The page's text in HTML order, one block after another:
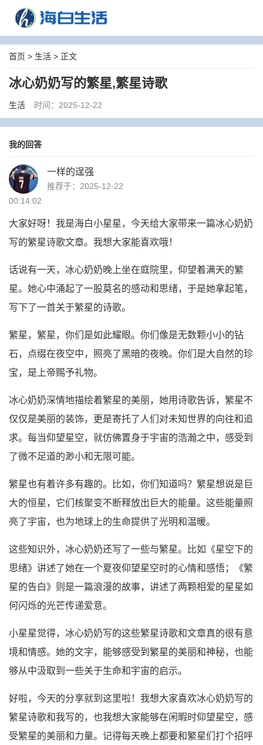
首页 > 生活 > 正文
冰心奶奶写的繁星,繁星诗歌
生活 时间：2025-12-22
我的回答
一样的逞强
推荐于：2025-12-22
00:14:02
大家好呀！我是海白小星星，今天给大家带来一篇冰心奶奶
写的繁星诗歌文章。我想大家能喜欢哦！
话说有一天，冰心奶奶晚上坐在庭院里，仰望着满天的繁
星。她心中涌起了一股莫名的感动和思绪，于是她拿起笔，
写下了一首关于繁星的诗歌。
繁星，繁星，你们是如此耀眼。你们像是无数颗小小的钻
石，点缀在夜空中，照亮了黑暗的夜晚。你们是大自然的珍
宝，是上帝赐予礼物。
冰心奶奶深情地描绘着繁星的美丽，她用诗歌告诉，繁星不
仅仅是美丽的装饰，更是寄托了人们对未知世界的向往和追
求。每当仰望星空，就仿佛置身于宇宙的浩瀚之中，感受到
了微不足道的渺小和无限可能。
繁星也有着许多有趣的。比如，你们知道吗？繁星想说是巨
大的恒星，它们核聚变不断释放出巨大的能量。这些能量照
亮了宇宙，也为地球上的生命提供了光明和温暖。
这些知识外，冰心奶奶还写了一些与繁星。比如《星空下的
思绪》讲述了她在一个夏夜仰望星空时的心情和感悟；《繁
星的告白》则是一篇浪漫的故事，讲述了两颗相爱的星星如
何闪烁的光芒传递爱意。
小星星觉得，冰心奶奶写的这些繁星诗歌和文章真的很有意
境和情感。她的文字，能够感受到繁星的美丽和神秘，也能
够从中汲取到一些关于生命和宇宙的启示。
好啦，今天的分享就到这里啦！我想大家喜欢冰心奶奶写的
繁星诗歌和我写的，也我想大家能够在闲暇时仰望星空，感
受繁星的美丽和力量。记得每天晚上都要和繁星们打个招呼